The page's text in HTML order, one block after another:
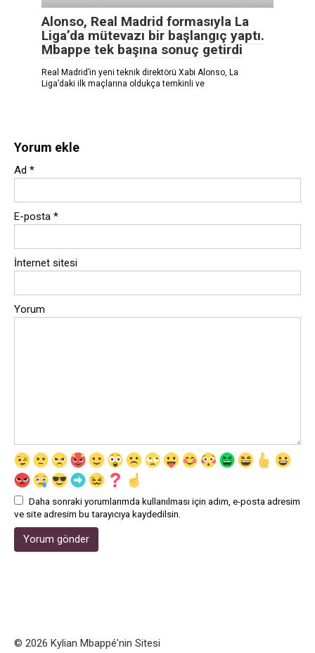
Alonso, Real Madrid formasıyla La
Liga’da mütevazı bir başlangıç ​​yaptı.
Mbappe tek başına sonuç getirdi
Real Madrid’in yeni teknik direktörü Xabi Alonso, La
Liga’daki ilk maçlarına oldukça temkinli ve
Yorum ekle
Ad *
E-posta *
İnternet sitesi
Yorum
Daha sonraki yorumlarımda kullanılması için adım, e-posta adresim
ve site adresim bu tarayıcıya kaydedilsin.
© 2026 Kylian Mbappé'nin Sitesi